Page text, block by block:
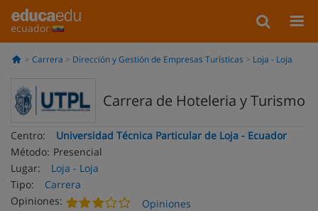
ecuador
Carrera Dirección y Gestión de Empresas Turísticas Loja - Loja
Carrera de Hoteleria y Turismo
Centro:
Universidad Técnica Particular de Loja - Ecuador
Método: Presencial
Lugar:
Loja - Loja
Tipo:
Carrera
Opiniones:
Opiniones